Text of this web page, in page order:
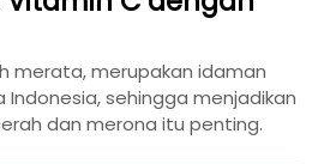
merata, merupakan idaman
sehingga menjadikan
dan merona itu penting.